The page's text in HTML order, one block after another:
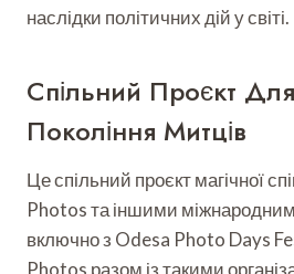
наслідки політичних дій у світі.
Спільний Проєкт
Покоління Митців
Це спільний проєкт магічної
Photos та іншими
включно з Odesa Photo Days
Photos разом із такими